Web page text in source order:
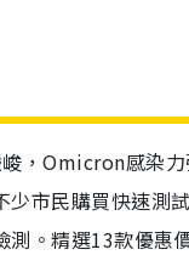
，Omicron感染
少市民購買快速測
測。精選13款優惠